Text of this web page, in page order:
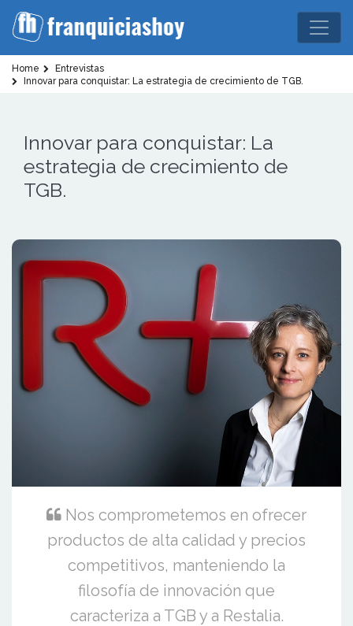
Home
Entrevistas
Innovar para conquistar: La estrategia de crecimiento de TGB.
Innovar para conquistar: La
estrategia de crecimiento de
TGB.
Nos comprometemos en ofrecer
productos de alta calidad y precios
competitivos, manteniendo la
filosofía de innovación que
caracteriza a TGB y a Restalia.